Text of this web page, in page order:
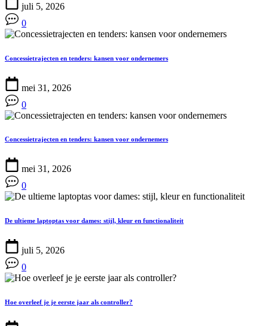
juli 5, 2026
0
Concessietrajecten en tenders: kansen voor ondernemers
mei 31, 2026
0
Concessietrajecten en tenders: kansen voor ondernemers
mei 31, 2026
0
De ultieme laptoptas voor dames: stijl, kleur en functionaliteit
juli 5, 2026
0
Hoe overleef je je eerste jaar als controller?